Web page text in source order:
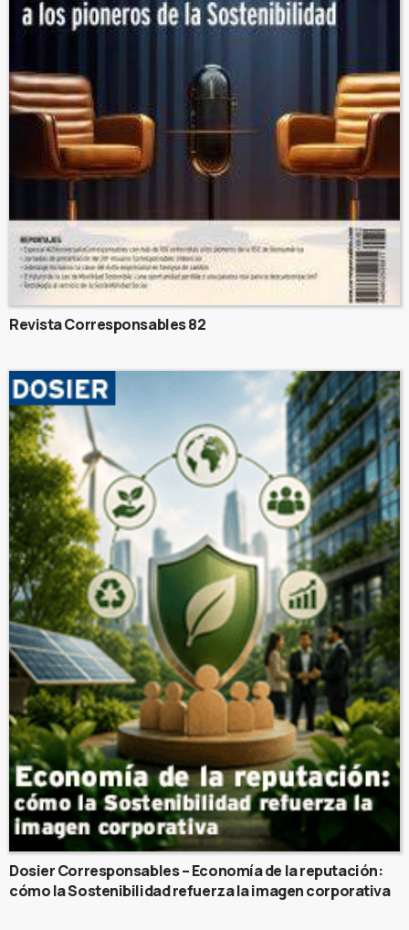
Revista Corresponsables 82
Dosier Corresponsables – Economía de la reputación:
cómo la Sostenibilidad refuerza la imagen corporativa